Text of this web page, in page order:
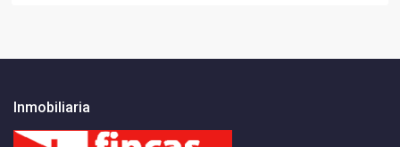
Inmobiliaria